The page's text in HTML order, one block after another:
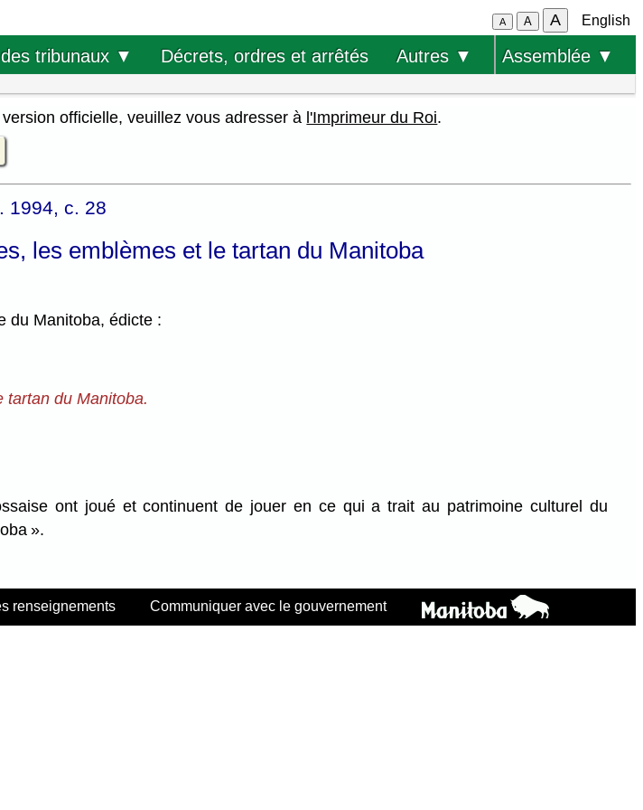
A A A English
tribunaux ▼ Décrets, ordres et arrêtés Autres ▼ Assemblée ▼
officielle, veuillez vous adresser à l'Imprimeur du Roi.
1994, c. 28
les emblèmes et le tartan du Manitoba
du Manitoba, édicte :
tartan du Manitoba.
ont joué et continuent de jouer en ce qui a trait au patrimoine culturel du
».
renseignements Communiquer avec le gouvernement